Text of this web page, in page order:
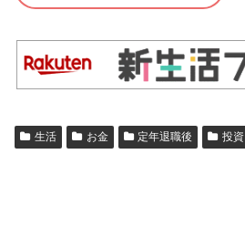
生活 お金 定年退職後 投資